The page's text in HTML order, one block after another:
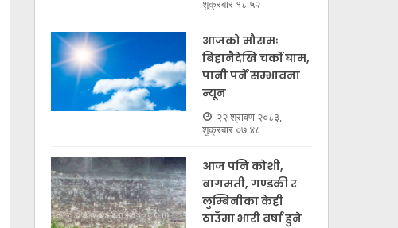
शुक्रबार १८:५२
आजको मौसमः
बिहानैदेखि चर्को घाम,
पानी पर्ने सम्भावना
न्यून
२२ श्रावण २०८३,
शुक्रबार ०७:४८
आज पनि कोशी,
बागमती, गण्डकी र
लुम्बिनीका केही
ठाउँमा भारी वर्षा हुने